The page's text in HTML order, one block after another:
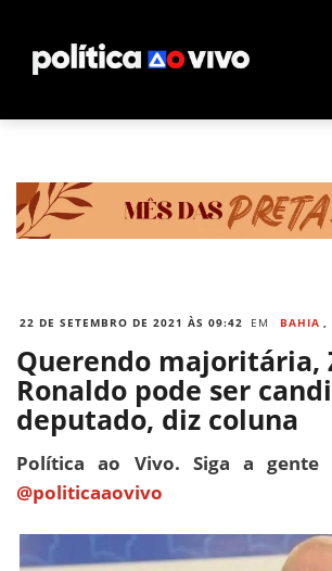
22 DE SETEMBRO DE 2021 ÀS 09:42 EM BAHIA ,
Querendo majoritária,
Ronaldo pode ser
deputado, diz coluna
Política ao Vivo. Siga a gente
@politicaaovivo